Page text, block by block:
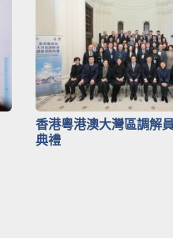
香港粵港澳大灣區調解
典禮